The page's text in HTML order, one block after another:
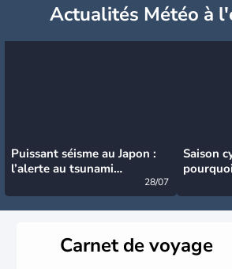
Actualités Météo à
Puissant séisme au Japon :
l’alerte au tsunami
28/07
Saison
Carnet de voyage